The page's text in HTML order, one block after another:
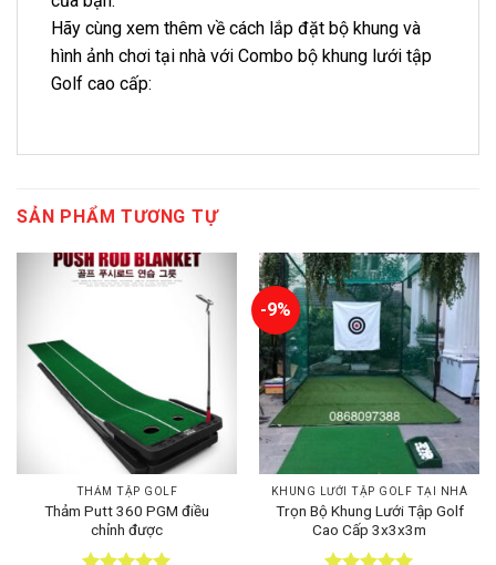
Hãy cùng xem thêm về cách lắp đặt bộ khung và
hình ảnh chơi tại nhà với Combo bộ khung lưới tập
Golf cao cấp:
SẢN PHẨM TƯƠNG TỰ
THẢM TẬP GOLF
Thảm Putt 360 PGM điều
chỉnh được
-9%
KHUNG LƯỚI TẬP GOLF TẠI NHÀ
Trọn Bộ Khung Lưới Tập Golf
Cao Cấp 3x3x3m